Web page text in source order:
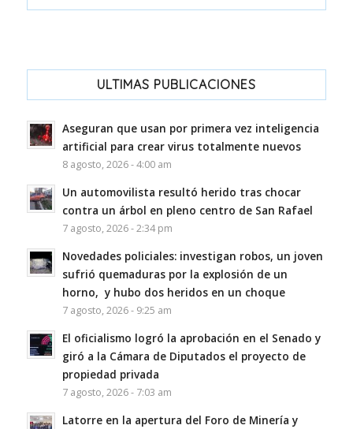
ULTIMAS PUBLICACIONES
Aseguran que usan por primera vez inteligencia
artificial para crear virus totalmente nuevos
8 agosto, 2026 - 4:00 am
Un automovilista resultó herido tras chocar
contra un árbol en pleno centro de San Rafael
7 agosto, 2026 - 2:34 pm
Novedades policiales: investigan robos, un joven
sufrió quemaduras por la explosión de un
horno, y hubo dos heridos en un choque
7 agosto, 2026 - 9:25 am
El oficialismo logró la aprobación en el Senado y
giró a la Cámara de Diputados el proyecto de
propiedad privada
7 agosto, 2026 - 7:03 am
Latorre en la apertura del Foro de Minería y